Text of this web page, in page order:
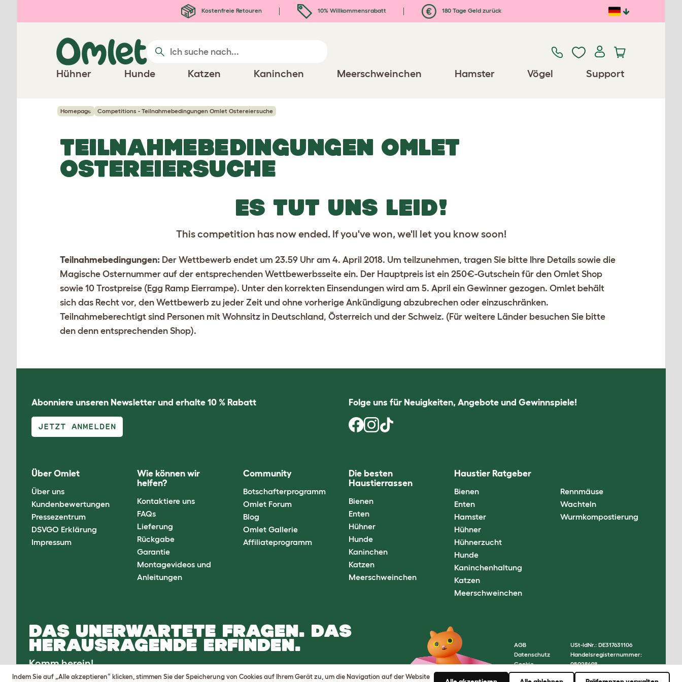
Kostenfreie Retouren 10% Willkommensrabatt 180 Tage Geld zurück
Hühner Hunde Katzen Kaninchen Meerschweinchen Hamster Vögel Support
Homepage Competitions - Teilnahmebedingungen Omlet Ostereiersuche
TEILNAHMEBEDINGUNGEN OMLET
OSTEREIERSUCHE
ES TUT UNS LEID!
This competition has now ended. If you've won, we'll let you know soon!
Teilnahmebedingungen: Der Wettbewerb endet um 23.59 Uhr am 4. April 2018. Um teilzunehmen, tragen Sie bitte Ihre Details sowie die
Magische Osternummer auf der entsprechenden Wettbewerbsseite ein. Der Hauptpreis ist ein 250€-Gutschein für den Omlet Shop
sowie 10 Trostpreise (Egg Ramp Eierrampe). Unter den korrekten Einsendungen wird am 5. April ein Gewinner gezogen. Omlet behält
sich das Recht vor, den Wettbewerb zu jeder Zeit und ohne vorherige Ankündigung abzubrechen oder einzuschränken.
Teilnahmeberechtigt sind Personen mit Wohnsitz in Deutschland, Österreich und der Schweiz. (Für weitere Länder besuchen Sie bitte
den denn entsprechenden Shop).
Abonniere unseren Newsletter und erhalte 10 % Rabatt
JETZT ANMELDEN
Folge uns für Neuigkeiten, Angebote und Gewinnspiele!
Über Omlet
Über uns
Kundenbewertungen
Pressezentrum
DSVGO Erklärung
Impressum
Wie können wir
helfen?
Kontaktiere uns
FAQs
Lieferung
Rückgabe
Garantie
Montagevideos und
Anleitungen
Community
Botschafterprogramm
Omlet Forum
Blog
Omlet Gallerie
Affiliateprogramm
Die besten
Haustierrassen
Bienen
Enten
Hühner
Hunde
Kaninchen
Katzen
Meerschweinchen
Haustier Ratgeber
Bienen
Enten
Hamster
Hühner
Hühnerzucht
Hunde
Kaninchenhaltung
Katzen
Meerschweinchen
Rennmäuse
Wachteln
Wurmkompostierung
DAS UNERWARTETE FRAGEN. DAS
HERAUSRAGENDE ERFINDEN.
Komm herein!
AGB
Datenschutz
Cookie
Settings
USt-IdNr.: DE317631106
Handelsregisternummer:
05028498
© Omlet 2026
Indem Sie auf „Alle akzeptieren“ klicken, stimmen Sie der Speicherung von Cookies auf Ihrem Gerät zu, um die Navigation auf der Website